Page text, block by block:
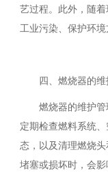
艺过程。此外，随
工业污染、保护环境
四、燃烧器的
燃烧器的维护
定期检查燃料系统
态，以及清理燃烧
堵塞或损坏时，会